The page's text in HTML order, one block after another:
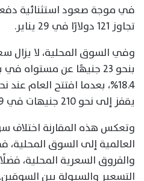
في موجة صعود استثنائية
تجاوز 121 دولارًا في 29 يناير.
بنحو 23 جنيهًا عن مستواه
يقفز إلى نحو 210 جنيهات في 29 يناير.
وتعكس هذه المقارنة اختلاف
العالمية إلى السوق
والفروق السعرية المحلية،
التسعير والسيولة بين السوقين.